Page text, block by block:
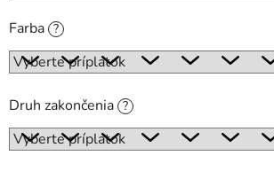
Farba ?
Druh zakončenia ?